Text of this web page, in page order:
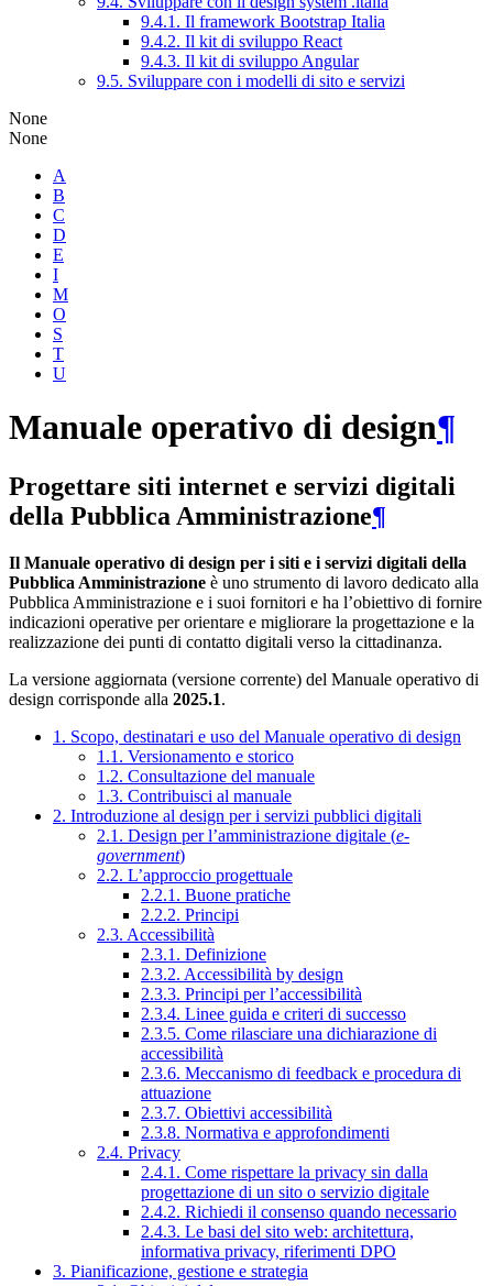
9.4.1. Il framework Bootstrap Italia
9.4.2. Il kit di sviluppo React
9.4.3. Il kit di sviluppo Angular
9.5. Sviluppare con i modelli di sito e servizi
None
None
A
B
C
D
E
I
M
O
S
T
U
Manuale operativo di design¶
Progettare siti internet e servizi digitali
della Pubblica Amministrazione¶
Il Manuale operativo di design per i siti e i servizi digitali della
Pubblica Amministrazione è uno strumento di lavoro dedicato alla
Pubblica Amministrazione e i suoi fornitori e ha l’obiettivo di fornire
indicazioni operative per orientare e migliorare la progettazione e la
realizzazione dei punti di contatto digitali verso la cittadinanza.
La versione aggiornata (versione corrente) del Manuale operativo di
design corrisponde alla 2025.1.
1. Scopo, destinatari e uso del Manuale operativo di design
1.1. Versionamento e storico
1.2. Consultazione del manuale
1.3. Contribuisci al manuale
2. Introduzione al design per i servizi pubblici digitali
2.1. Design per l’amministrazione digitale (e-
government)
2.2. L’approccio progettuale
2.2.1. Buone pratiche
2.2.2. Principi
2.3. Accessibilità
2.3.1. Definizione
2.3.2. Accessibilità by design
2.3.3. Principi per l’accessibilità
2.3.4. Linee guida e criteri di successo
2.3.5. Come rilasciare una dichiarazione di
accessibilità
2.3.6. Meccanismo di feedback e procedura di
attuazione
2.3.7. Obiettivi accessibilità
2.3.8. Normativa e approfondimenti
2.4. Privacy
2.4.1. Come rispettare la privacy sin dalla
progettazione di un sito o servizio digitale
2.4.2. Richiedi il consenso quando necessario
2.4.3. Le basi del sito web: architettura,
informativa privacy, riferimenti DPO
3. Pianificazione, gestione e strategia